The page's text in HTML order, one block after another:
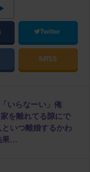
Twitter
RSS
いらなーい」俺
を離れてる隙にで
いつ離婚するかわ
果…